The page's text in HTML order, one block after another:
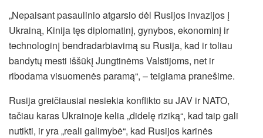
„Nepaisant pasaulinio atgarsio dėl Rusijos invazijos į
Ukrainą, Kinija tęs diplomatinį, gynybos, ekonominį ir
technologinį bendradarbiavimą su Rusija, kad ir toliau
bandytų mesti iššūkį Jungtinėms Valstijoms, net ir
ribodama visuomenės paramą“, – teigiama pranešime.
Rusija greičiausiai nesiekia konflikto su JAV ir NATO,
tačiau karas Ukrainoje kelia „didelę riziką“, kad taip gali
nutikti, ir yra „reali galimybė“, kad Rusijos karinės